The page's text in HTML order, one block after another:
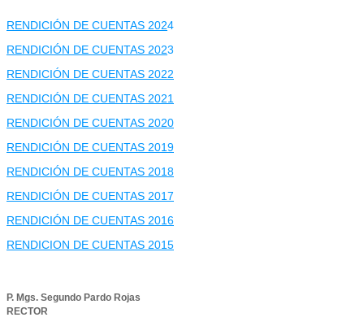
RENDICIÓN DE CUENTAS 2024
RENDICIÓN DE CUENTAS 2023
RENDICIÓN DE CUENTAS 2022
RENDICIÓN DE CUENTAS 2021
RENDICIÓN DE CUENTAS 2020
RENDICIÓN DE CUENTAS 2019
RENDICIÓN DE CUENTAS 2018
RENDICIÓN DE CUENTAS 2017
RENDICIÓN DE CUENTAS 2016
RENDICION DE CUENTAS 2015
P. Mgs. Segundo Pardo Rojas
RECTOR